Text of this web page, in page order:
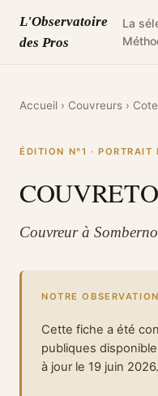
L'Observatoire
des Pros
La
Accueil › Couvreurs ›
ÉDITION N°1 · PORTRAIT
Couvreur à
NOTRE OBSERVATION
Cette fiche a été
publiques
à jour le 19 juin 2026.